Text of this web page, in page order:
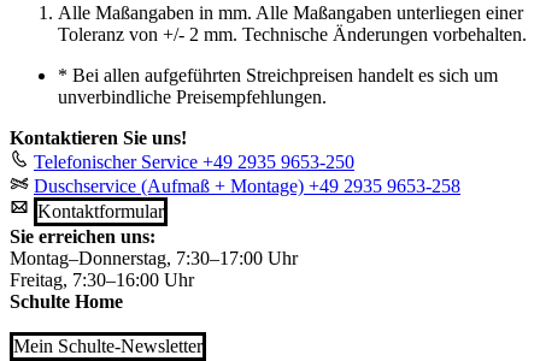
Alle Maßangaben in mm. Alle Maßangaben unterliegen einer
Toleranz von +/- 2 mm. Technische Änderungen vorbehalten.
* Bei allen aufgeführten Streichpreisen handelt es sich um
unverbindliche Preisempfehlungen.
Kontaktieren Sie uns!
Telefonischer Service +49 2935 9653-250
Duschservice (Aufmaß + Montage) +49 2935 9653-258
Kontaktformular
Sie erreichen uns:
Montag–Donnerstag, 7:30–17:00 Uhr
Freitag, 7:30–16:00 Uhr
Schulte Home
Mein Schulte-Newsletter